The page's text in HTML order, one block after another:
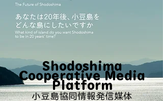
Shodoshima
Cooperative Media
Platform
小豆島協同情報発信媒体